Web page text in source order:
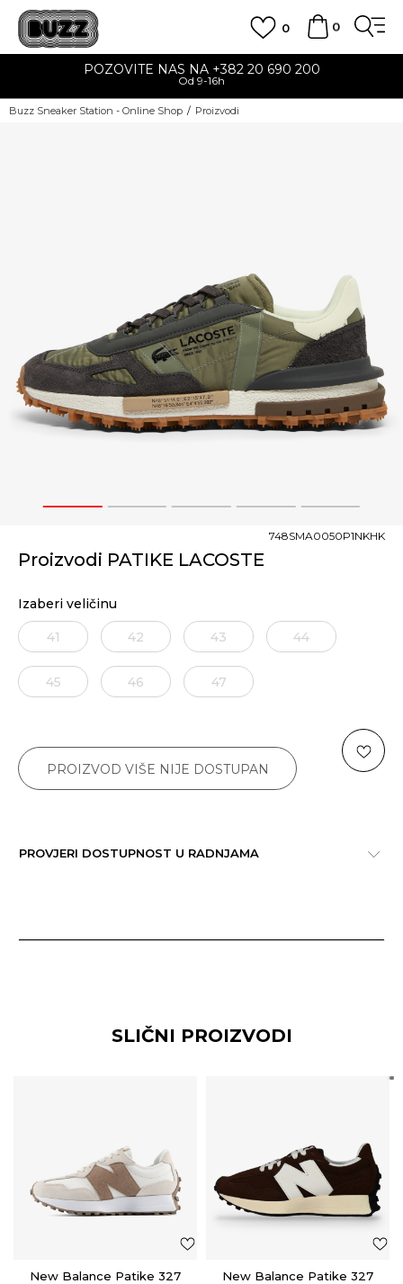
0
0
POZOVITE NAS NA +382 20 690 200
Od 9-16h
Buzz Sneaker Station - Online Shop Proizvodi
1 2 3 4 5
Proizvodi PATIKE LACOSTE
748SMA0050P1NKHK
Izaberi veličinu
41 42 43 44
45 46 47
PROIZVOD VIŠE NIJE DOSTUPAN
PROVJERI DOSTUPNOST U RADNJAMA
SLIČNI PROIZVODI
New Balance Patike 327 New Balance Patike 327